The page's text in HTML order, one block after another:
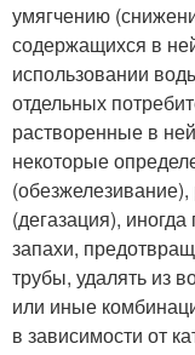
умягчению
содержащихся в
использовании
отдельных
растворенные в
некоторые
(дегазация),
запахи,
трубы, удалять из
или иные
в зависимости от